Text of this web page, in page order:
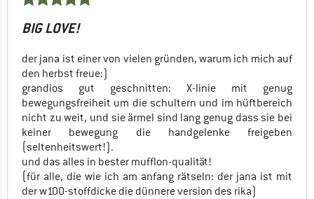
BIG LOVE!
der jana ist einer von vielen gründen, warum ich mich auf
den herbst freue:)
grandios gut geschnitten: X-linie mit genug
bewegungsfreiheit um die schultern und im hüftbereich
nicht zu weit, und sie ärmel sind lang genug dass sie bei
keiner bewegung die handgelenke freigeben
(seltenheitswert!).
und das alles in bester mufflon-qualität!
(für alle, die wie ich am anfang rätseln: der jana ist mit
der w100-stoffdicke die dünnere version des rika)